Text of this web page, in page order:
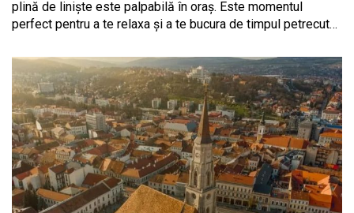
plină de liniște este palpabilă în oraș. Este momentul
perfect pentru a te relaxa și a te bucura de timpul petrecut…